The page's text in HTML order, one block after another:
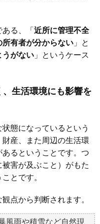
る、「 近所に管理不全
有者が分からない 」と
うがない 」というケース
生活環境にも影響を
態になっているという
産、また周辺の生活環
るということです。つ
害が及ぶこと）がもた
とです。
点から判断されます。
風雨や積雪など自然現